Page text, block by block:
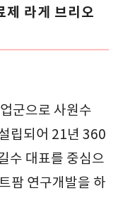
제 라게 브리오
군으로 사원수
립되어 21년 360
수 대표를 중심으
팜 연구개발을 하